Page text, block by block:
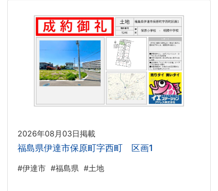
2026年08月03日掲載
福島県伊達市保原町字西町 区画1
#伊達市 #福島県 #土地